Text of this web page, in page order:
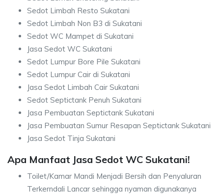
Sedot Limbah Resto Sukatani
Sedot Limbah Non B3 di Sukatani
Sedot WC Mampet di Sukatani
Jasa Sedot WC Sukatani
Sedot Lumpur Bore Pile Sukatani
Sedot Lumpur Cair di Sukatani
Jasa Sedot Limbah Cair Sukatani
Sedot Septictank Penuh Sukatani
Jasa Pembuatan Septictank Sukatani
Jasa Pembuatan Sumur Resapan Septictank Sukatani
Jasa Sedot Tinja Sukatani
Apa Manfaat Jasa Sedot WC Sukatani!
Toilet/Kamar Mandi Menjadi Bersih dan Penyaluran
Terkerndali Lancar sehingga nyaman digunakanya